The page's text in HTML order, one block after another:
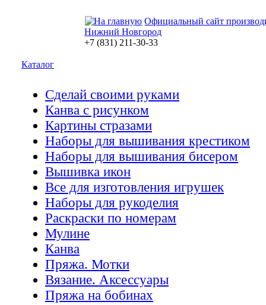
Официальный сайт
Нижний Новгород
+7 (831) 211-30-33
Каталог
Сделай своими руками
Канва с рисунком
Картины стразами
Наборы для вышивания крестиком
Наборы для вышивания бисером
Вышивка икон
Все для изготовления игрушек
Наборы для рукоделия
Раскраски по номерам
Мулине
Канва
Пряжа. Мотки
Вязание. Аксессуары
Пряжа на бобинах